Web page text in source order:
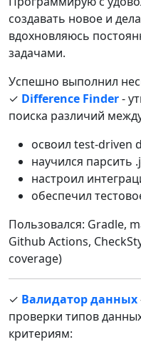
создавать новое и
вдохновляюсь
задачами.
Успешно выполнил
✓ Difference Finder-
поиска различий
освоил test-driven
научился парсить
настроил
обеспечил
Пользовался: Gradle,
Github Actions,
coverage)
✓ Валидатор данных
проверки типов
критериям: